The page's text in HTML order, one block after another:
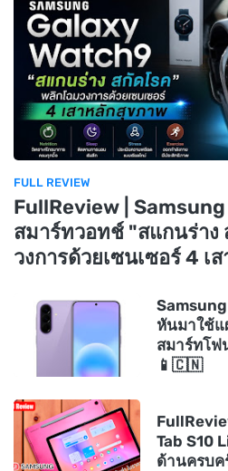
FULL REVIEW
FullReview |
สมาร์ทวอทช์ "สแกนร่าง
วงการด้วยเซนเซอร์ 4 เ
หันมาใช้แ
สมาร์ทโฟ
📱🇨🇳
Tab S10
ด้านครบค